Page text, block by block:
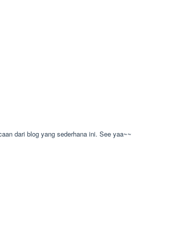
dari blog yang sederhana ini. See yaa~~